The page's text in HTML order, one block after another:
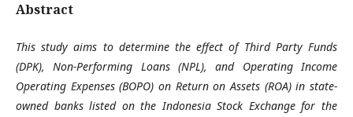
Abstract
This study aims to determine the effect of Third Party Funds
(DPK), Non-Performing Loans (NPL), and Operating Income
Operating Expenses (BOPO) on Return on Assets (ROA) in state-
owned banks listed on the Indonesia Stock Exchange for the